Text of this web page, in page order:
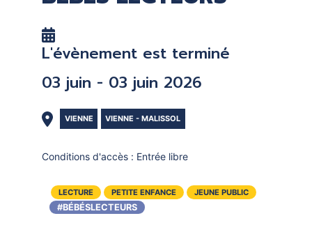
ORDINATEUR
PORTAGE À DOMICILE
TOUS LES SERVICES
DOCUMENTS
PROLONGER - RÉSERVER
EN CAS DE RETARD
MON COMPTE LECTEUR
POUR LES PROS
L'évènement est terminé
03 juin - 03 juin 2026
VIENNE VIENNE - MALISSOL
Conditions d'accès : Entrée libre
LECTURE PETITE ENFANCE JEUNE PUBLIC
#BÉBÉSLECTEURS